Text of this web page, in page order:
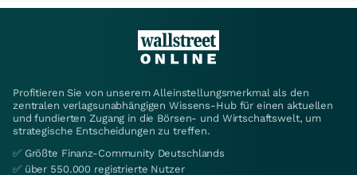
Profitieren Sie von unserem Alleinstellungsmerkmal als den
zentralen verlagsunabhängigen Wissens-Hub für einen aktuellen
und fundierten Zugang in die Börsen- und Wirtschaftswelt, um
strategische Entscheidungen zu treffen.
✅ Größte Finanz-Community Deutschlands
✅ über 550.000 registrierte Nutzer